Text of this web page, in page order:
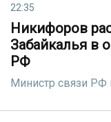
22:35
Никифоров
Забайкалья в
РФ
Министр связи РФ